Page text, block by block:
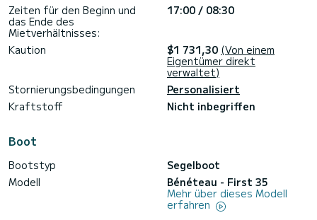
Zeiten für den Beginn und
das Ende des
Mietverhältnisses:
17:00 / 08:30
Kaution $1 731,30 (Von einem
Eigentümer direkt
verwaltet)
Stornierungsbedingungen
Personalisiert
Kraftstoff
Nicht inbegriffen
Boot
Bootstyp
Segelboot
Modell
Bénéteau - First 35
Mehr über dieses Modell
erfahren